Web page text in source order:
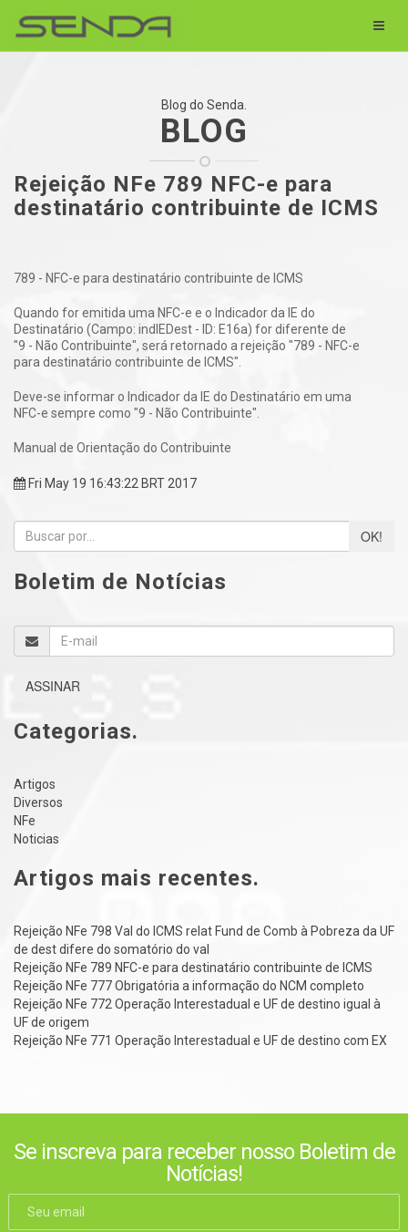
Blog do Senda.
BLOG
Rejeição NFe 789 NFC-e para
destinatário contribuinte de ICMS
789 - NFC-e para destinatário contribuinte de ICMS
Quando for emitida uma NFC-e e o Indicador da IE do
Destinatário (Campo: indIEDest - ID: E16a) for diferente de
"9 - Não Contribuinte", será retornado a rejeição "789 - NFC-e
para destinatário contribuinte de ICMS".
Deve-se informar o Indicador da IE do Destinatário em uma
NFC-e sempre como "9 - Não Contribuinte".
Manual de Orientação do Contribuinte
Fri May 19 16:43:22 BRT 2017
OK!
Boletim de Notícias
ASSINAR
Categorias.
Artigos
Diversos
NFe
Noticias
Artigos mais recentes.
Rejeição NFe 798 Val do ICMS relat Fund de Comb à Pobreza da UF
de dest difere do somatório do val
Rejeição NFe 789 NFC-e para destinatário contribuinte de ICMS
Rejeição NFe 777 Obrigatória a informação do NCM completo
Rejeição NFe 772 Operação Interestadual e UF de destino igual à
UF de origem
Rejeição NFe 771 Operação Interestadual e UF de destino com EX
Se inscreva para receber nosso Boletim de
Notícias!